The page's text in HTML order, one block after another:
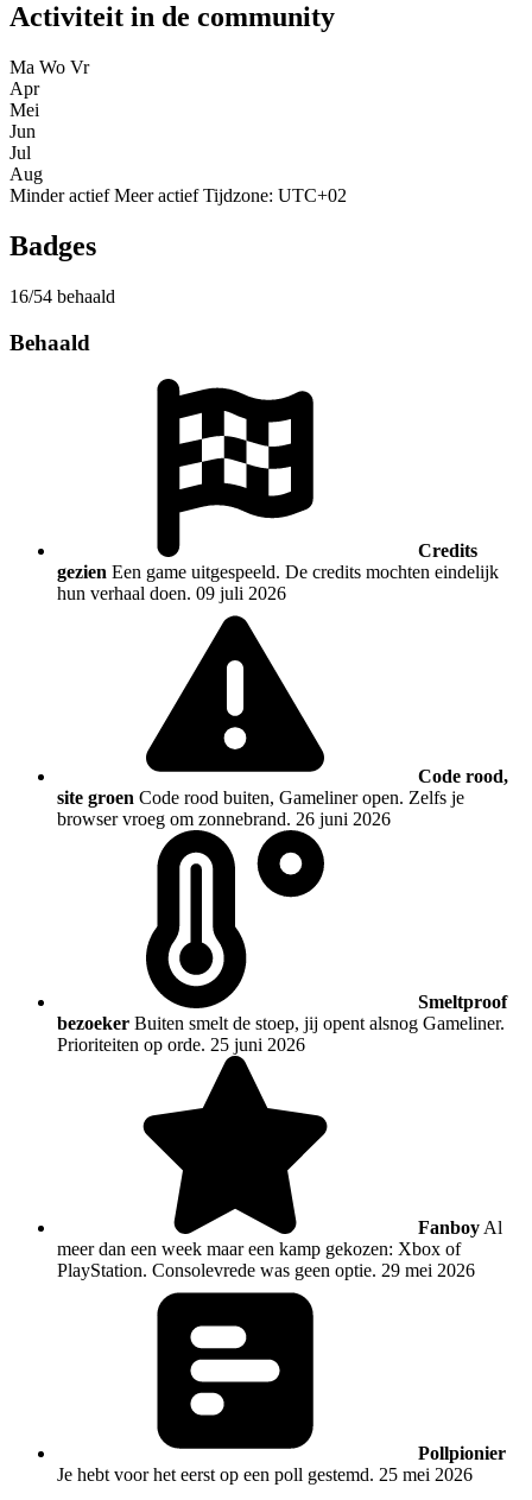
Activiteit in de community
Ma Wo Vr
Apr
Mei
Jun
Jul
Aug
Minder actiefMeer actiefTijdzone: UTC+02
Badges
16/54 behaald
Behaald
Credits
gezien Een game uitgespeeld. De credits mochten eindelijk
hun verhaal doen. 09 juli 2026
Code rood,
site groen Code rood buiten, Gameliner open. Zelfs je
browser vroeg om zonnebrand. 26 juni 2026
Smeltproof
bezoeker Buiten smelt de stoep, jij opent alsnog Gameliner.
Prioriteiten op orde. 25 juni 2026
Fanboy Al
meer dan een week maar een kamp gekozen: Xbox of
PlayStation. Consolevrede was geen optie. 29 mei 2026
Pollpionier
Je hebt voor het eerst op een poll gestemd. 25 mei 2026